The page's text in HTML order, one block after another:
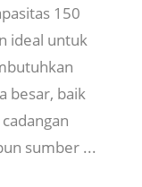
150
ideal untuk
besar, baik
sumber ...